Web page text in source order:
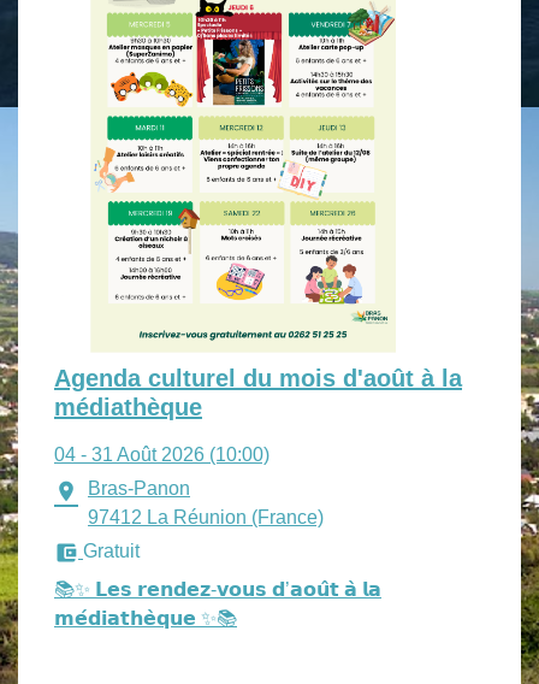
Agenda culturel du mois d'août à la
médiathèque
04 - 31 Août 2026 (10:00)
location_on
Bras-Panon
97412 La Réunion (France)
account_balance_wallet Gratuit
📚✨ 𝗟𝗲𝘀 𝗿𝗲𝗻𝗱𝗲𝘇-𝘃𝗼𝘂𝘀 𝗱’𝗮𝗼𝘂̂𝘁 𝗮̀ 𝗹𝗮
𝗺𝗲́𝗱𝗶𝗮𝘁𝗵𝗲̀𝗾𝘂𝗲 ✨📚